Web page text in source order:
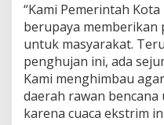
“Kami Pemerintah
berupaya memberikan
untuk masyarakat.
penghujan ini, ada
Kami menghimbau
daerah rawan
karena cuaca ekstrim